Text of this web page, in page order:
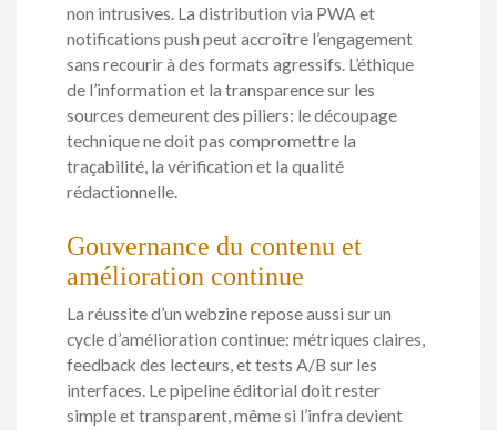
non intrusives. La distribution via PWA et
notifications push peut accroître l’engagement
sans recourir à des formats agressifs. L’éthique
de l’information et la transparence sur les
sources demeurent des piliers: le découpage
technique ne doit pas compromettre la
traçabilité, la vérification et la qualité
rédactionnelle.
Gouvernance du contenu et
amélioration continue
La réussite d’un webzine repose aussi sur un
cycle d’amélioration continue: métriques claires,
feedback des lecteurs, et tests A/B sur les
interfaces. Le pipeline éditorial doit rester
simple et transparent, même si l’infra devient